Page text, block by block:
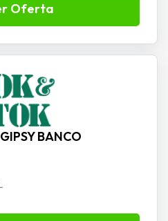
Oferta
BANCO